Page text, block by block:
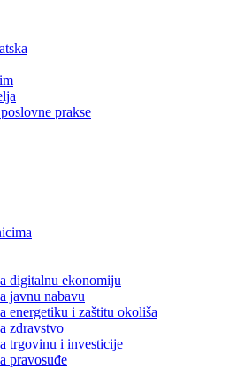
prakse
digitalnu ekonomiju
javnu nabavu
energetiku i zaštitu okoliša
zdravstvo
trgovinu i investicije
pravosuđe